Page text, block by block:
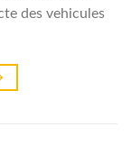
des vehicules